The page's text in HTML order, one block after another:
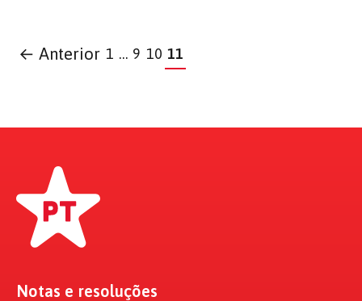
← Anterior 1 … 9 10 11
Notas e resoluções